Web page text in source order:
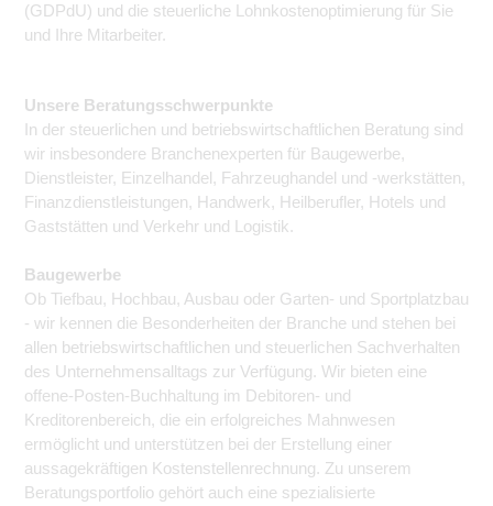
(GDPdU) und die steuerliche Lohnkostenoptimierung für Sie
und Ihre Mitarbeiter.
Unsere Beratungsschwerpunkte
In der steuerlichen und betriebswirtschaftlichen Beratung sind
wir insbesondere Branchenexperten für Baugewerbe,
Dienstleister, Einzelhandel, Fahrzeughandel und -werkstätten,
Finanzdienstleistungen, Handwerk, Heilberufler, Hotels und
Gaststätten und Verkehr und Logistik.
Baugewerbe
Ob Tiefbau, Hochbau, Ausbau oder Garten- und Sportplatzbau
- wir kennen die Besonderheiten der Branche und stehen bei
allen betriebswirtschaftlichen und steuerlichen Sachverhalten
des Unternehmensalltags zur Verfügung. Wir bieten eine
offene-Posten-Buchhaltung im Debitoren- und
Kreditorenbereich, die ein erfolgreiches Mahnwesen
ermöglicht und unterstützen bei der Erstellung einer
aussagekräftigen Kostenstellenrechnung. Zu unserem
Beratungsportfolio gehört auch eine spezialisierte